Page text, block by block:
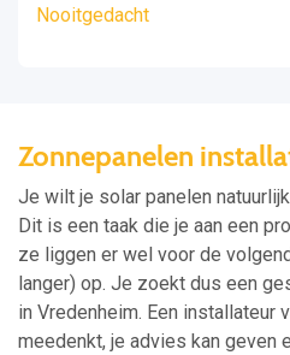
Nooitgedacht
Zonnepanelen
Je wilt je solar panelen
Dit is een taak die je aan een
ze liggen er wel voor de
langer) op. Je zoekt dus een
in Vredenheim. Een installateur
meedenkt, je advies kan geven